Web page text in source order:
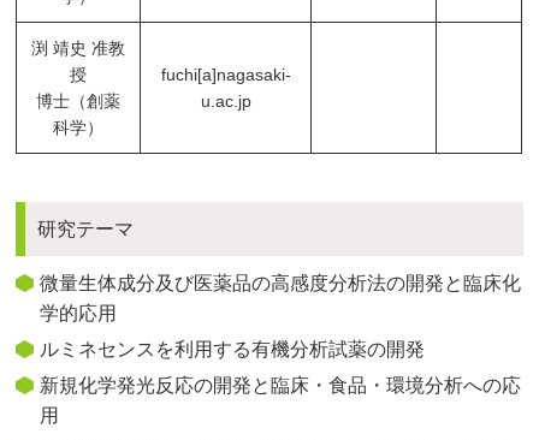
渕 靖史 准教
授
博士（創薬
科学）
fuchi[a]nagasaki-
u.ac.jp
研究テーマ
微量生体成分及び医薬品の高感度分析法の開発と臨床化
学的応用
ルミネセンスを利用する有機分析試薬の開発
新規化学発光反応の開発と臨床・食品・環境分析への応
用